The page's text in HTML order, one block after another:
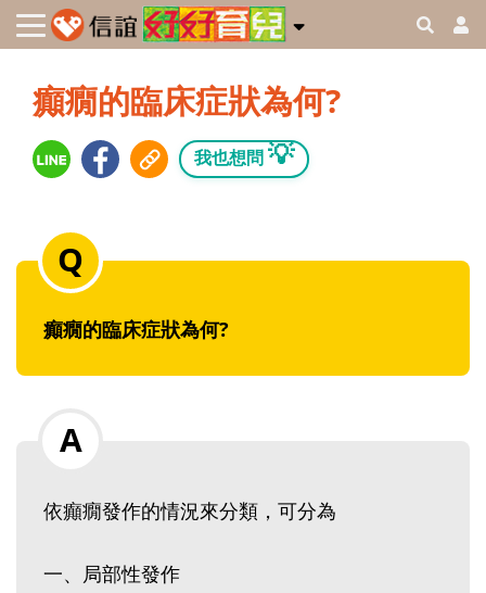
癲癇的臨床症狀為何?
我也想問 💡
癲癇的臨床症狀為何?
依癲癇發作的情況來分類，可分為
一、局部性發作